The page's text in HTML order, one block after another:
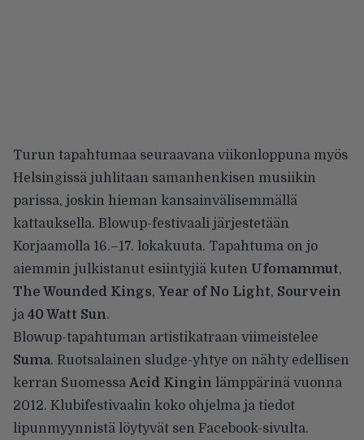
Turun tapahtumaa seuraavana viikonloppuna myös
Helsingissä juhlitaan samanhenkisen musiikin
parissa, joskin hieman kansainvälisemmällä
kattauksella. Blowup-festivaali järjestetään
Korjaamolla 16.–17. lokakuuta. Tapahtuma on jo
aiemmin julkistanut esiintyjiä kuten Ufomammut,
The Wounded Kings, Year of No Light, Sourvein
ja 40 Watt Sun.
Blowup-tapahtuman artistikatraan viimeistelee
Suma. Ruotsalainen sludge-yhtye on nähty edellisen
kerran Suomessa Acid Kingin lämppärinä vuonna
2012. Klubifestivaalin koko ohjelma ja tiedot
lipunmyynnistä löytyvät sen Facebook-sivulta.